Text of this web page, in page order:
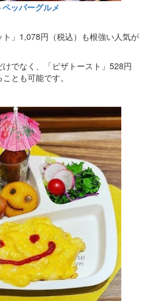
ッパーグルメ
」1,078円（税込）も根強い人気が
でなく、「ピザトースト」528円
とも可能です。